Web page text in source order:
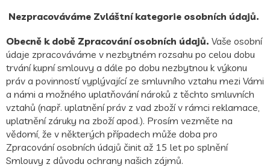
Nezpracováváme Zvláštní kategorie osobních údajů.
Obecně k době Zpracování osobních údajů. Vaše osobní
údaje zpracováváme v nezbytném rozsahu po celou dobu
trvání kupní smlouvy a dále po dobu nezbytnou k výkonu
práv a povinností vyplývající ze smluvního vztahu mezi Vámi
a námi a možného uplatňování nároků z těchto smluvních
vztahů (např. uplatnění práv z vad zboží v rámci reklamace,
uplatnění záruky na zboží apod.). Prosím vezměte na
vědomí, že v některých případech může doba pro
Zpracování osobních údajů činit až 15 let po splnění
Smlouvy z důvodu ochrany našich zájmů.